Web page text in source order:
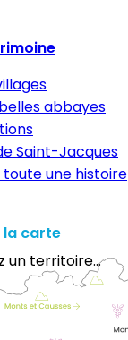
abbayes
Saint-Jacques
toute une histoire
la carte
un territoire...